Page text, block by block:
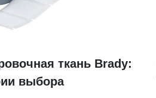
ткань Brady:
выбора